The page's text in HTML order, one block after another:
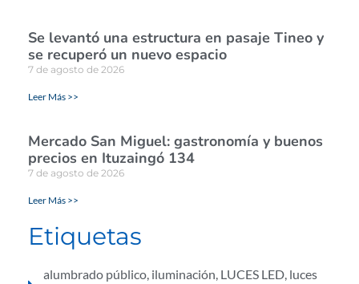
Se levantó una estructura en pasaje Tineo y
se recuperó un nuevo espacio
7 de agosto de 2026
Leer Más >>
Mercado San Miguel: gastronomía y buenos
precios en Ituzaingó 134
7 de agosto de 2026
Leer Más >>
Etiquetas
alumbrado público iluminación LUCES LED luces